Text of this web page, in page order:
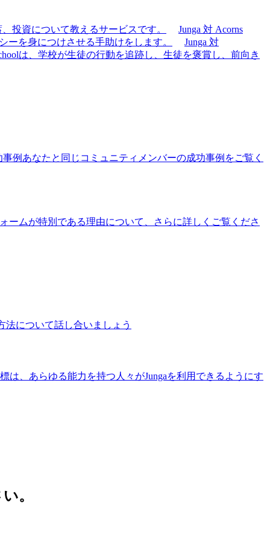
投資について教えるサービスです。
Junga 対 Acorns
ーを身につけさせる手助けをします。
Junga 対
は、学校が生徒の行動を追跡し、生徒を褒賞し、前向き
事例 あなたと同じコミュニティメンバーの成功事例をご覧く
ームが特別である理由について、さらに詳しくご覧くださ
法について話し合いましょう
は、あらゆる能力を持つ人々がJungaを利用できるようにす
。